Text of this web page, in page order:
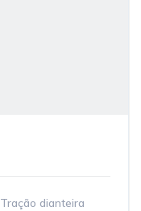
Tração dianteira